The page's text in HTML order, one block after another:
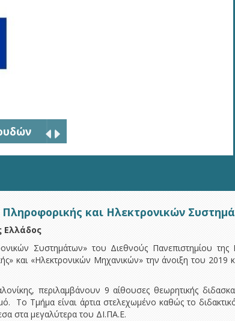
και Ηλεκτρονικών
Ελλάδος
Συστημάτων» του Διεθνούς Πανεπιστημίου
«Ηλεκτρονικών Μηχανικών» την άνοιξη του 2019
περιλαμβάνουν 9 αίθουσες θεωρητικής
Το Τμήμα είναι άρτια στελεχωμένο καθώς το
στα μεγαλύτερα του ΔΙ.ΠΑ.Ε.